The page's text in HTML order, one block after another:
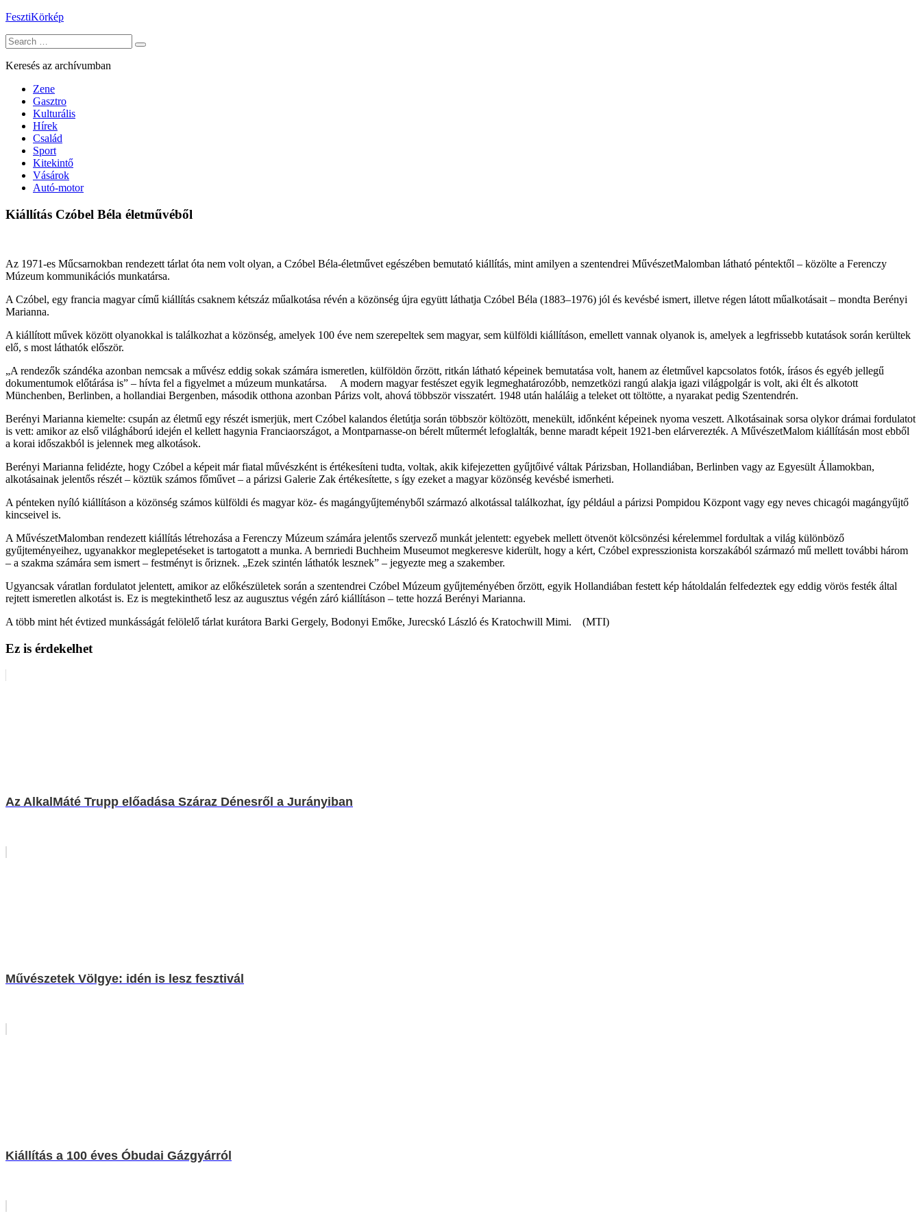
Skip
content
FesztiKörkép
Search
for:
Keresés az archívumban
Zene
Gasztro
Kulturális
Hírek
Család
Sport
Kitekintő
Vásárok
Autó-motor
Kiállítás Czóbel Béla életművéből
Az 1971-es Műcsarnokban rendezett tárlat óta nem volt olyan, a Czóbel Béla-életművet egészében bemutató kiállítás, mint amilyen a szentendrei MűvészetMalomban látható péntektől – közölte a Ferenczy
Múzeum kommunikációs munkatársa.
A Czóbel, egy francia magyar című kiállítás csaknem kétszáz műalkotása révén a közönség újra együtt láthatja Czóbel Béla (1883–1976) jól és kevésbé ismert, illetve régen látott műalkotásait – mondta Berényi
Marianna.
A kiállított művek között olyanokkal is találkozhat a közönség, amelyek 100 éve nem szerepeltek sem magyar, sem külföldi kiállításon, emellett vannak olyanok is, amelyek a legfrissebb kutatások során kerültek
elő, s most láthatók először.
„A rendezők szándéka azonban nemcsak a művész eddig sokak számára ismeretlen, külföldön őrzött, ritkán látható képeinek bemutatása volt, hanem az életművel kapcsolatos fotók, írásos és egyéb jellegű
dokumentumok előtárása is” – hívta fel a figyelmet a múzeum munkatársa. A modern magyar festészet egyik legmeghatározóbb, nemzetközi rangú alakja igazi világpolgár is volt, aki élt és alkotott
Münchenben, Berlinben, a hollandiai Bergenben, második otthona azonban Párizs volt, ahová többször visszatért. 1948 után haláláig a teleket ott töltötte, a nyarakat pedig Szentendrén.
Berényi Marianna kiemelte: csupán az életmű egy részét ismerjük, mert Czóbel kalandos életútja során többször költözött, menekült, időnként képeinek nyoma veszett. Alkotásainak sorsa olykor drámai fordulatot
is vett: amikor az első világháború idején el kellett hagynia Franciaországot, a Montparnasse-on bérelt műtermét lefoglalták, benne maradt képeit 1921-ben elárverezték. A MűvészetMalom kiállításán most ebből
a korai időszakból is jelennek meg alkotások.
Berényi Marianna felidézte, hogy Czóbel a képeit már fiatal művészként is értékesíteni tudta, voltak, akik kifejezetten gyűjtőivé váltak Párizsban, Hollandiában, Berlinben vagy az Egyesült Államokban,
alkotásainak jelentős részét – köztük számos főművet – a párizsi Galerie Zak értékesítette, s így ezeket a magyar közönség kevésbé ismerheti.
A pénteken nyíló kiállításon a közönség számos külföldi és magyar köz- és magángyűjteményből származó alkotással találkozhat, így például a párizsi Pompidou Központ vagy egy neves chicagói magángyűjtő
kincseivel is.
A MűvészetMalomban rendezett kiállítás létrehozása a Ferenczy Múzeum számára jelentős szervező munkát jelentett: egyebek mellett ötvenöt kölcsönzési kérelemmel fordultak a világ különböző
gyűjteményeihez, ugyanakkor meglepetéseket is tartogatott a munka. A bernriedi Buchheim Museumot megkeresve kiderült, hogy a kért, Czóbel expresszionista korszakából származó mű mellett további három
– a szakma számára sem ismert – festményt is őriznek. „Ezek szintén láthatók lesznek” – jegyezte meg a szakember.
Ugyancsak váratlan fordulatot jelentett, amikor az előkészületek során a szentendrei Czóbel Múzeum gyűjteményében őrzött, egyik Hollandiában festett kép hátoldalán felfedeztek egy eddig vörös festék által
rejtett ismeretlen alkotást is. Ez is megtekinthető lesz az augusztus végén záró kiállításon – tette hozzá Berényi Marianna.
A több mint hét évtized munkásságát felölelő tárlat kurátora Barki Gergely, Bodonyi Emőke, Jurecskó László és Kratochwill Mimi. (MTI)
Ez is érdekelhet
Az AlkalMáté Trupp előadása Száraz Dénesről a Jurányiban
Művészetek Völgye: idén is lesz fesztivál
Kiállítás a 100 éves Óbudai Gázgyárról